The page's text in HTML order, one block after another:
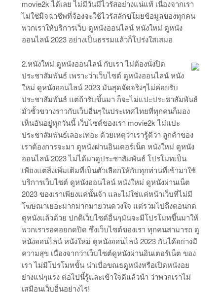
movie2k ได้เลย ไม่มีวันมีไวรัสอย่างแน่แท้ เนื่องจากเรา
ไม่ใช่มิจฉาชีพที่จ้องจะใช้ไวรัสลักขโมยข้อมูลของทุกคน
พวกเราให้บริการเว็บ ดูหนังออนไลน์ หนังใหม่ ดูหนัง
ออนไลน์ 2023 อย่างเป็นธรรมแล้วก็โปร่งใสเสมอ
2.หนังใหม่ ดูหนังออนไลน์ กับเรา ไม่ต้องนั่งปิด
ประชาสัมพันธ์ เพราะว่าเว็บไซต์ ดูหนังออนไลน์ หนัง
ใหม่ ดูหนังออนไลน์ 2023 มันสุดจัดจริงๆไม่ค่อยรับ
ประชาสัมพันธ์ แต่ถ้ารับขึ้นมา ก็จะไม่แปะประชาสัมพันธ์
มั่วซั้วขวางราวกับเว็บอื่นๆในประเทศไทยที่ทุกคนก็มอง
เห็นอันอยู่ทุกวันนี้ เว็บไซต์ของเรา movie2k ไม่แปะ
ประชาสัมพันธ์เลอะเทอะ ด้วยเหตุว่าเรารู้ดีว่า ลูกค้าของ
เราต้องการจะมา ดูหนังผ่านอินเตอร์เน็ต หนังใหม่ ดูหนัง
ออนไลน์ 2023 ไม่ได้มาดูประชาสัมพันธ์ โปรโมทเป็น
เพียงแต่สิ่งเพิ่มเติมที่เป็นตัวเลือกให้กับทุกท่านที่เข้ามาใช้
บริการเว็บไซต์ ดูหนังออนไลน์ หนังใหม่ ดูหนังผ่านเน็ต
2023 ของเราเพียงแค่นั้นจ้า และไม่ใช่แค่หน้าเว็บที่ไม่มี
โฆษณาเยอะมากมากมายวนดวงใจ แต่รวมไปถึงตอนกด
ดูหนังแล้วด้วย ปกติเว็บไซต์อื่นๆมันจะมีโปรโมทขึ้นมาให้
พวกเรารอคอยกดปิด ซึ่งเว็บไซต์ของเรา ทุกคนสามารถ ดู
หนังออนไลน์ หนังใหม่ ดูหนังออนไลน์ 2023 กันได้อย่างมี
ความสุข เนื่องจากว่าเว็บไซต์ดูหนังผ่านอินเตอร์เน็ต ของ
เรา ไม่มีโปรโมทขั้น น่าเบื่อขณธดูหนังหรือเปิดหนังอย
ย่างแน่ๆแรง ต่อไปนี้รู้และเข้าใจดีแล้วน้า ว่าพวกเราไม่
เสมือนเว็บอื่นอย่างไร!